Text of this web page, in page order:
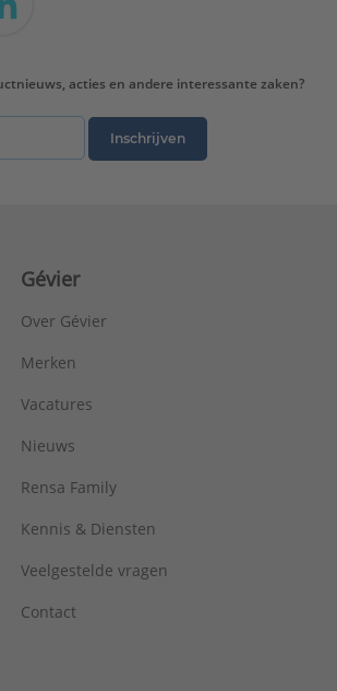
acties en andere interessante zaken?
Inschrijven
Gévier
Over Gévier
Merken
Vacatures
Nieuws
Rensa Family
Kennis & Diensten
Veelgestelde vragen
Contact